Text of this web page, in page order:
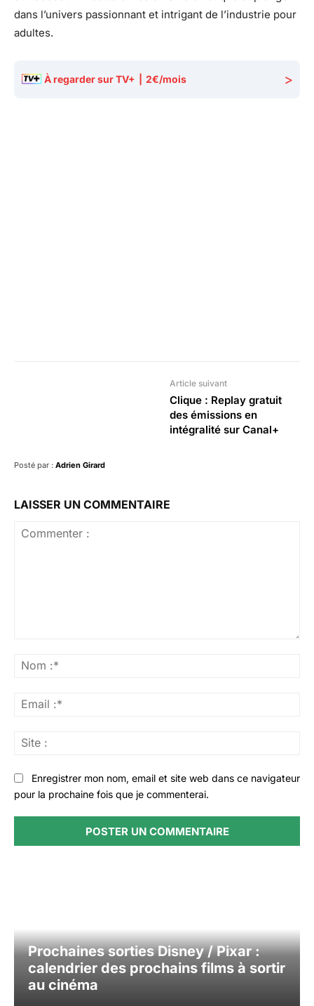
dans l’univers passionnant et intrigant de l’industrie pour
adultes.
À regarder sur TV+ 2€/mois >
Article suivant
Clique : Replay gratuit
des émissions en
intégralité sur Canal+
Posté par : Adrien Girard
LAISSER UN COMMENTAIRE
Enregistrer mon nom, email et site web dans ce navigateur
pour la prochaine fois que je commenterai.
Prochaines sorties Disney / Pixar :
calendrier des prochains films à sortir
au cinéma